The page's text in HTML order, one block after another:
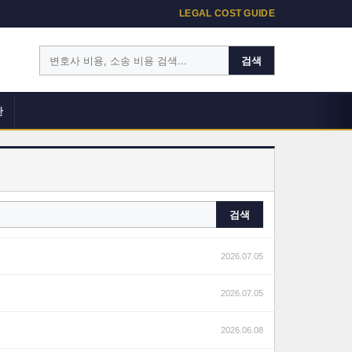
LEGAL COST GUIDE
검색
검색
2026.07.05
2026.07.05
2026.06.08